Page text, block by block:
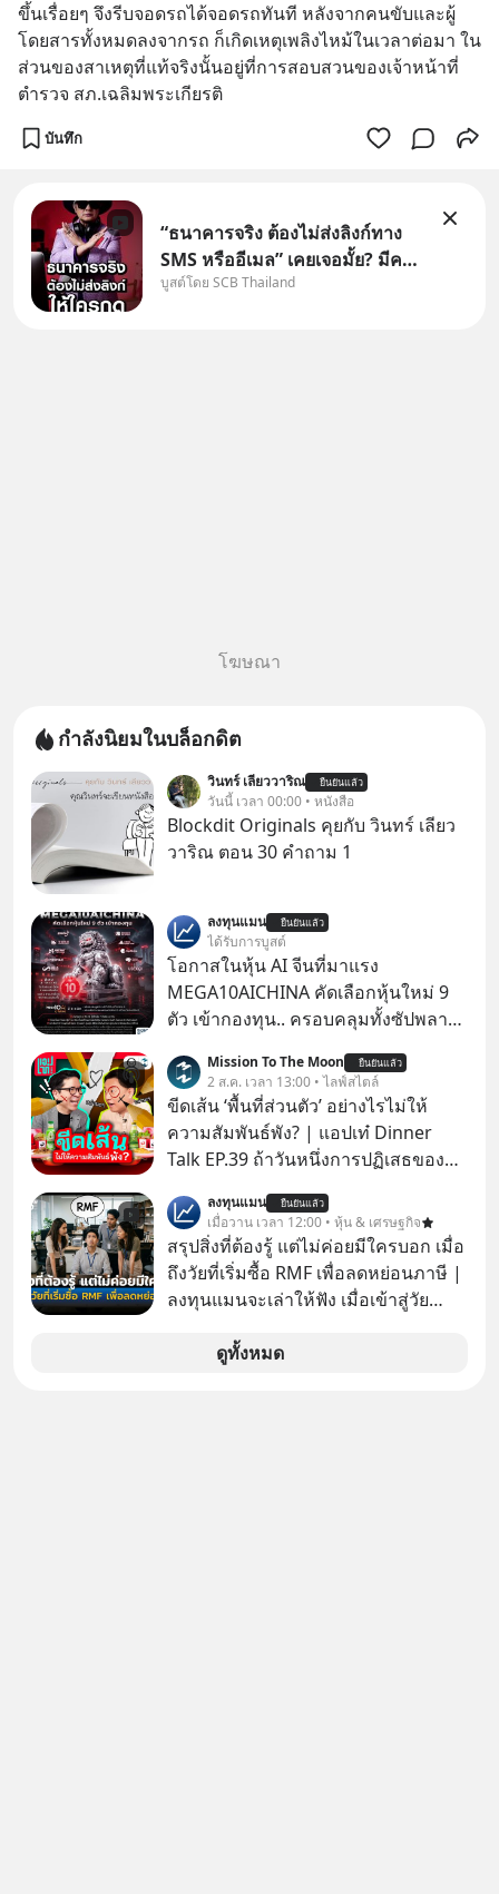
ขึ้นเรื่อยๆ จึงรีบจอดรถได้จอดรถทันที หลังจากคนขับและผู้
โดยสารทั้งหมดลงจากรถ ก็เกิดเหตุเพลิงไหม้ในเวลาต่อมา ใน
ส่วนของสาเหตุที่แท้จริงนั้นอยู่ที่การสอบสวนของเจ้าหน้าที่
ตำรวจ สภ.เฉลิมพระเกียรติ
บันทึก
“ธนาคารจริง ต้องไม่ส่งลิงก์ทาง
SMS หรืออีเมล” เคยเจอมั้ย? มีคน
อ้างว่าโทรจากธนาคาร บอกว่า
บูสต์โดย SCB Thailand
โฆษณา
กำลังนิยมในบล็อกดิต
วินทร์ เลียววาริณ ยืนยันแล้ว
วันนี้ เวลา 00:00 • หนังสือ
Blockdit Originals คุยกับ วินทร์ เลียว
วาริณ ตอน 30 คำถาม 1
ลงทุนแมน ยืนยันแล้ว
ได้รับการบูสต์
โอกาสในหุ้น AI จีนที่มาแรง
MEGA10AICHINA คัดเลือกหุ้นใหม่ 9
ตัว เข้ากองทุน.. ครอบคลุมทั้งซัปพลาย
โปรโมชัน ลด 50% ค่าธรรมเนียมซื้อ |
ยอด 2 ล้านบาทขึ้นไป ฟรีค่าธรรมเนียม
ซื้อ
Mission To The Moon ยืนยันแล้ว
2 ส.ค. เวลา 13:00 • ไลฟ์สไตล์
ขีดเส้น ‘พื้นที่ส่วนตัว’ อย่างไรไม่ให้
ความสัมพันธ์พัง? | แอปเท๋ Dinner
Talk EP.39 ถ้าวันหนึ่งการปฏิเสธของ
ตั้งกำแพงใส่และมองว่าเราเห็นแก่ตัวทั้ง
ที่เราเองก็ไม่เคยปฏิเสธใครอย่างนี้มา
ก่อน แต่พอตั้งใจจะ ‘สร้างขอบเขต’ เพื่อ
ตัวเองดูสักครั้ง กลับทำให้เกิดรอยร้าว
ในความสัมพันธ์เสียอย่างนั้น โดยราย
การแอปเท๋ Dinner Talk ในวันนี้โฮสต์
ทั้ง 2 ท่าน แทป-รวิศ หาญอุตสาหะ และ
ลงทุนแมน ยืนยันแล้ว
เมื่อวาน เวลา 12:00 • หุ้น & เศรษฐกิจ
สรุปสิ่งที่ต้องรู้ แต่ไม่ค่อยมีใครบอก เมื่อ
ถึงวัยที่เริ่มซื้อ RMF เพื่อลดหย่อนภาษี |
ลงทุนแมนจะเล่าให้ฟัง เมื่อเข้าสู่วัย
ดูทั้งหมด